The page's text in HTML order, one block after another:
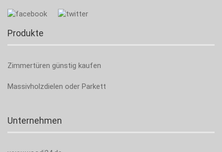
Produkte
Zimmertüren günstig kaufen
Massivholzdielen oder Parkett
Unternehmen